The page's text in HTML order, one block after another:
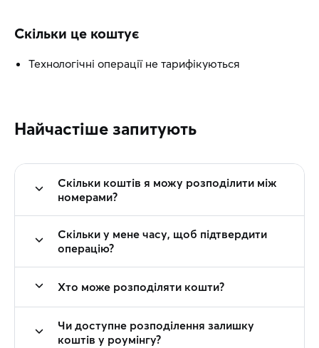
Скільки це коштує
Технологічні операції не тарифікуються
Найчастіше запитують
Скільки коштів я можу розподілити між
номерами?
Скільки у мене часу, щоб підтвердити
операцію?
Хто може розподіляти кошти?
Чи доступне розподілення залишку
коштів у роумінгу?